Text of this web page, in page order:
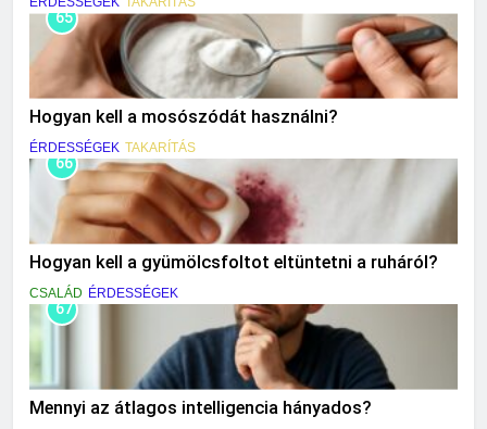
65
Hogyan kell a mosószódát használni?
ÉRDESSÉGEK TAKARÍTÁS
66
Hogyan kell a gyümölcsfoltot eltüntetni a ruháról?
CSALÁD ÉRDESSÉGEK
67
Mennyi az átlagos intelligencia hányados?